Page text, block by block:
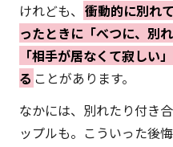
けれども、 衝動的に別れ
ったときに「べつに、別
「相手が居なくて寂しい
る ことがあります。
なかには、別れたり付き
ップルも。こういった後